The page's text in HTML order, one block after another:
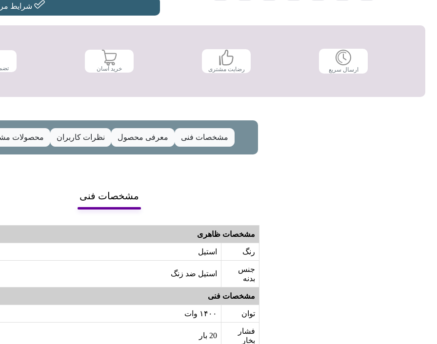
شرایط
ارسال سریع رضایت مشتری خرید آسان
مشخصات فنی معرفی محصول نظرات کاربران محصولات
مشخصات فنی
مشخصات ظاهری
رنگ استیل
جنس
بدنه
استیل ضد زنگ
مشخصات فنی
توان ۱۴۰۰ وات
فشار
بخار
20 بار